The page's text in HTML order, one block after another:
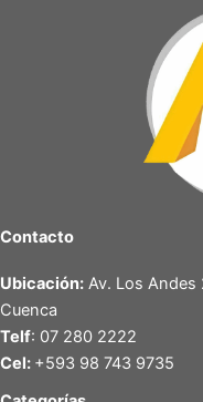
Contacto
Ubicación: Av. Los Andes
Cuenca
Telf: 07 280 2222
Cel: +593 98 743 9735